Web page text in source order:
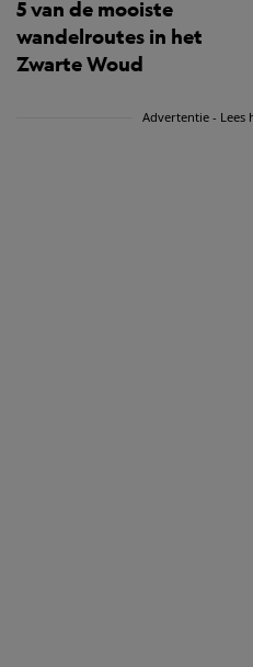
5 van de mooiste
wandelroutes in het
Zwarte Woud
Advertentie -